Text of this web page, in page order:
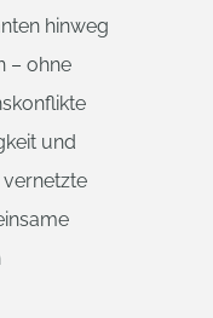
hinweg
– ohne
und